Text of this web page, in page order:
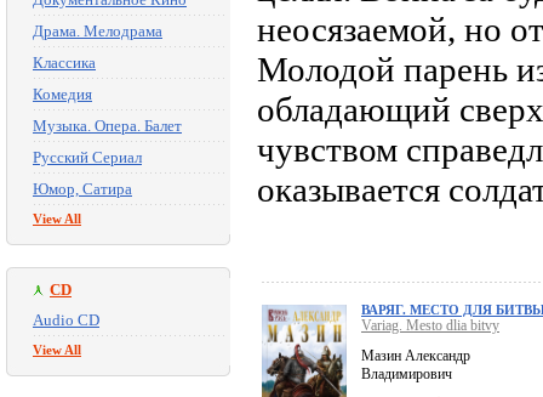
Драма. Мелодрама
Классика
Комедия
Музыка. Опера. Балет
Русский Сериал
Юмор, Сатира
View All
CD
Audio CD
View All
неосязаемой, но
Молодой парень
обладающий
чувством
оказывается
ВАРЯГ. МЕСТО ДЛЯ
Variag. Mesto dlia bitvy
Мазин Александр
Владимирович